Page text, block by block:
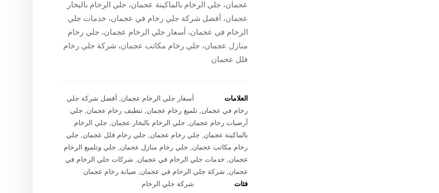
عجمان، جلي الرخام بالماكينة عجمان، جلي الرخام بالبخار
عجمان، أفضل شركة جلي رخام في عجمان، خدمات جلي
الرخام في عجمان، أسعار جلي الرخام عجمان، جلي رخام
منازل عجمان، جلي رخام مكاتب عجمان، شركة جلي رخام
فلل عجمان
العلامات أسعار جلي الرخام عجمان
أفضل شركة جلي
رخام في عجمان تلميع رخام عجمان تنظيف رخام عجمان
جلي
أرضيات رخام عجمان
جلي الرخام بالبخار عجمان
جلي الرخام
بالماكينة عجمان
جلي رخام عجمان جلي رخام فلل عجمان
جلي
رخام مكاتب عجمان
جلي رخام منازل عجمان
جلي وتلميع الرخام
عجمان
خدمات جلي الرخام في عجمان
شركات جلي الرخام في
عجمان
شركة جلي الرخام في عجمان
صيانة رخام عجمان
فئات
شركة جلي الرخام